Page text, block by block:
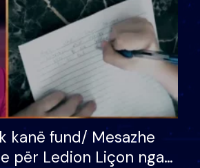
kanë fund/ Mesazhe
për Ledion Liçon nga